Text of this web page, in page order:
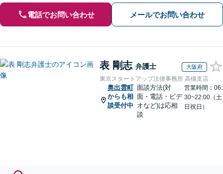
電話でお問い合わせ メールでお問い合わせ
表 剛志 弁護士 大阪府
東京スタートアップ法律事務所 高槻支店
奥出雲町
からも相
談受付中
面談方法(対
面・電話・ビデ
オなど)は応相
談
営業時間：06:
30~22:00（土
日祝日）